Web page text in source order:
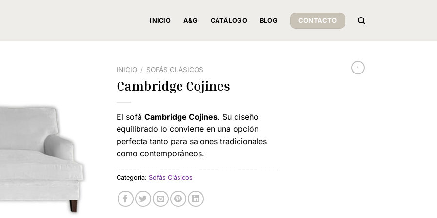
INICIO A&G CATÁLOGO BLOG CONTACTO
INICIO / SOFÁS CLÁSICOS
Cambridge Cojines
El sofá Cambridge Cojines. Su diseño
equilibrado lo convierte en una opción
perfecta tanto para salones tradicionales
como contemporáneos.
Categoría: Sofás Clásicos